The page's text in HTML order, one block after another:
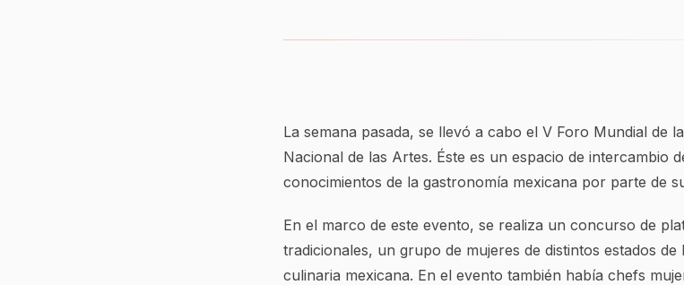
La semana pasada, se llevó a cabo el V Foro Mundial de
Nacional de las Artes. Éste es un espacio de intercambio
conocimientos de la gastronomía mexicana por parte de
En el marco de este evento, se realiza un concurso de
tradicionales, un grupo de mujeres de distintos estados
culinaria mexicana. En el evento también había chefs